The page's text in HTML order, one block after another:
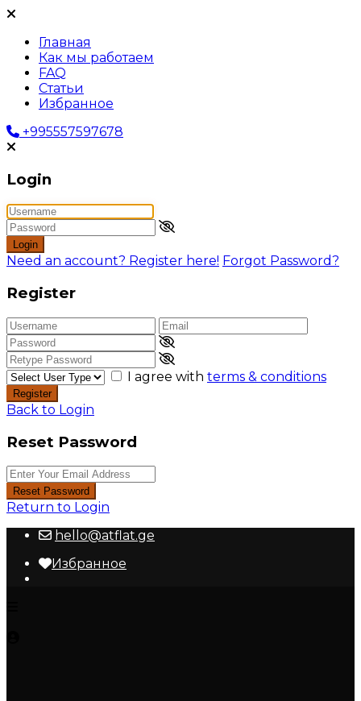
Главная
Как мы работаем
FAQ
Статьи
Избранное
+995557597678
Login
Login
Need an account? Register here! Forgot Password?
Register
I agree with terms & conditions
Register
Back to Login
Reset Password
Reset Password
Return to Login
hello@atflat.ge
Избранное